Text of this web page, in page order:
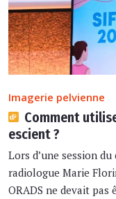
Imagerie pelvienne
Comment
escient ?
Lors d’une session du
radiologue Marie
ORADS ne devait